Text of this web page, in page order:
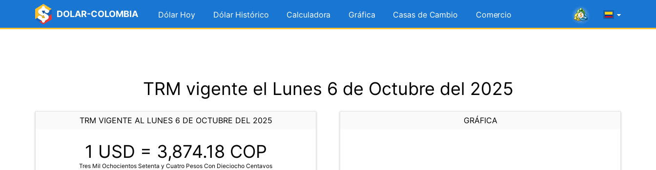
DOLAR-COLOMBIA Dólar Hoy Dólar Histórico Calculadora Gráfica Casas de Cambio Comercio
TRM vigente el Lunes 6 de Octubre del 2025
TRM VIGENTE AL LUNES 6 DE OCTUBRE DEL 2025
1 USD = 3,874.18 COP
Tres Mil Ochocientos Setenta y Cuatro Pesos Con Dieciocho Centavos
GRÁFICA